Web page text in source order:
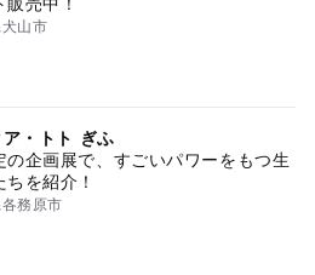
山市
・トト ぎふ
の企画展で、すごいパワーをもつ生
ちを紹介！
務原市